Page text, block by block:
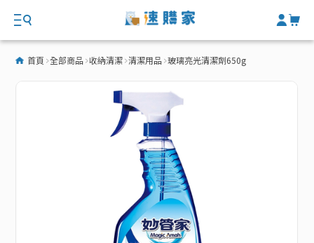
首頁 全部商品 收納清潔 清潔用品 玻璃亮光清潔劑650g